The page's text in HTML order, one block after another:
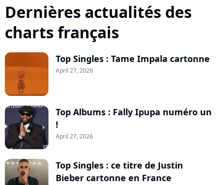
Dernières actualités des
charts français
Top Singles : Tame Impala cartonne
April 27, 2026
Top Albums : Fally Ipupa numéro un
!
April 27, 2026
Top Singles : ce titre de Justin
Bieber cartonne en France